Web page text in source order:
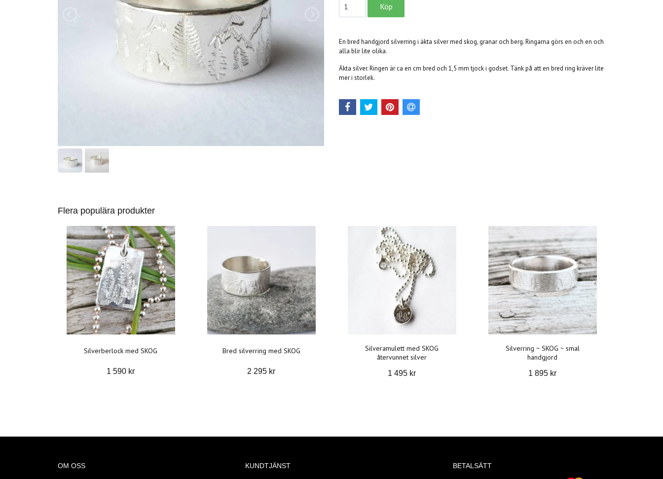
En bred handgjord silverring i äkta silver med skog, granar och berg. Ringarna görs en och en och
alla blir lite olika.
Äkta silver. Ringen är ca en cm bred och 1,5 mm tjock i godset. Tänk på att en bred ring kräver lite
mer i storlek.
Flera populära produkter
Silverberlock med SKOG
1 590 kr
Bred silverring med SKOG
2 295 kr
Silveramulett med SKOG
återvunnet silver
1 495 kr
Silverring ~ SKOG ~ smal
handgjord
1 895 kr
OM OSS KUNDTJÄNST BETALSÄTT